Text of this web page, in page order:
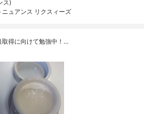
ス)
ニュアンス リクスィーズ
取得に向けて勉強中！…